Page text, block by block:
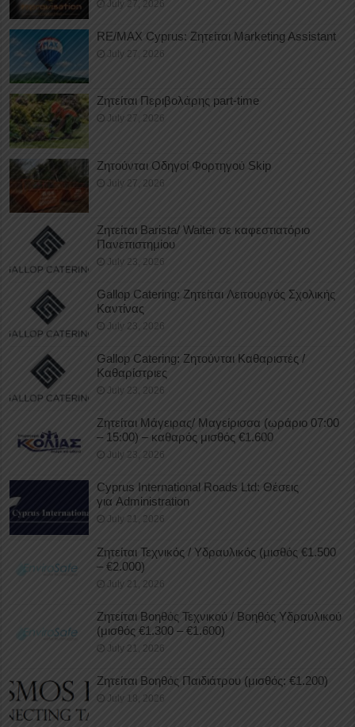
July 27, 2026
RE/MAX Cyprus: Ζητείται Marketing Assistant
July 27, 2026
Ζητείται Περιβολάρης part-time
July 27, 2026
Ζητούνται Οδηγοί Φορτηγού Skip
July 27, 2026
Ζητείται Barista/ Waiter σε καφεστιατόριο
Πανεπιστημίου
July 23, 2026
Gallop Catering: Ζητείται Λειτουργός Σχολικής
Καντίνας
July 23, 2026
Gallop Catering: Ζητούνται Καθαριστές /
Καθαρίστριες
July 23, 2026
Ζητείται Μάγειρας/ Μαγείρισσα (ωράριο 07:00
– 15:00) – καθαρός μισθός €1.600
July 23, 2026
Cyprus International Roads Ltd: Θέσεις
για Administration
July 21, 2026
Ζητείται Τεχνικός / Υδραυλικός (μισθός €1.500
– €2.000)
July 21, 2026
Ζητείται Βοηθός Τεχνικού / Βοηθός Υδραυλικού
(μισθός €1.300 – €1.600)
July 21, 2026
Ζητείται Βοηθός Παιδιάτρου (μισθός: €1.200)
July 18, 2026